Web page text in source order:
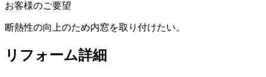
お客様のご要望
断熱性の向上のため内窓を取り付けたい。
リフォーム詳細